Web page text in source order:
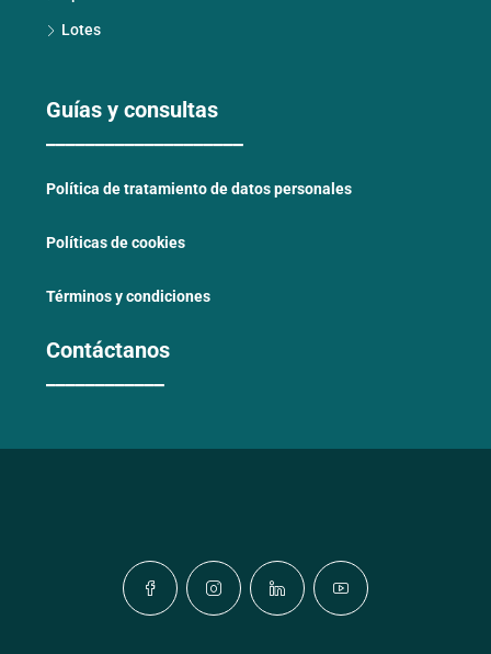
Lotes
Guías y consultas
Política de tratamiento de datos personales
Políticas de cookies
Términos y condiciones
Contáctanos